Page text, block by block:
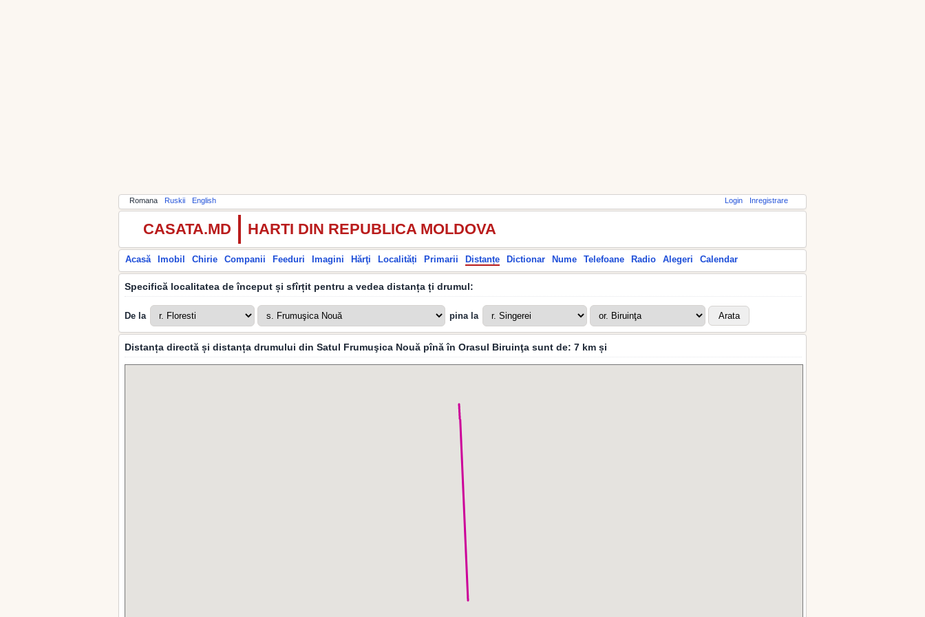
Romana Ruskii English Login Inregistrare
CASATA.MD HARTI DIN REPUBLICA MOLDOVA
Acasă Imobil Chirie Companii Feeduri Imagini Hărţi Localități Primarii Distanțe Dictionar Nume Telefoane Radio Alegeri Calendar
Specifică localitatea de început și sfîrțit pentru a vedea distanța ți drumul:
De la pina la
Distanța directă și distanța drumului din Satul Frumuşica Nouă pînă în Orasul Biruinţa sunt de: 7 km și